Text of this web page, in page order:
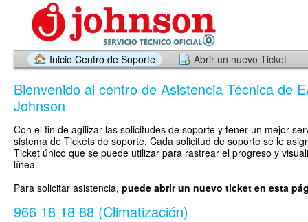
Inicio Centro de Soporte Abrir un nuevo Ticket
Bienvenido al centro de Asistencia Técnica de
Johnson
Con el fin de agilizar las solicitudes de soporte y tener un mejor
sistema de Tickets de soporte. Cada solicitud de soporte se le
Ticket único que se puede utilizar para rastrear el progreso y
línea.
Para solicitar asistencia, puede abrir un nuevo ticket en esta
966 18 18 88 (Climatización)